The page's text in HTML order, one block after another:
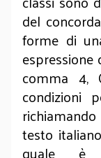
del
forme di
espressione
comma 4,
condizioni
testo